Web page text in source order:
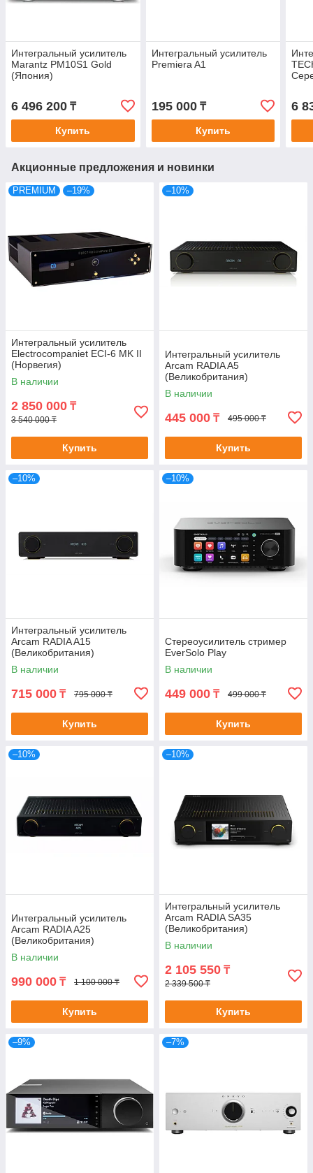
Интегральный усилитель
Marantz PM10S1 Gold
(Япония)
6 496 200 ₸
Купить
Интегральный усилитель
Premiera A1
195 000₸
Купить
6
Акционные предложения и новинки
PREMIUM –19%
Интегральный усилитель
Electrocompaniet ECI-6 MK II
(Норвегия)
В наличии
2 850 000 ₸
3 540 000 ₸
Купить
–10%
Интегральный усилитель
Arcam RADIA A5
(Великобритания)
В наличии
445 000 ₸ 495 000 ₸
Купить
–10%
Интегральный усилитель
Arcam RADIA A15
(Великобритания)
В наличии
715 000 ₸ 795 000 ₸
Купить
–10%
Стереоусилитель стример
EverSolo Play
В наличии
449 000 ₸ 499 000 ₸
Купить
–10%
Интегральный усилитель
Arcam RADIA A25
(Великобритания)
В наличии
990 000 ₸ 1 100 000 ₸
Купить
–10%
Интегральный усилитель
Arcam RADIA SA35
(Великобритания)
В наличии
2 105 550 ₸
2 339 500 ₸
Купить
–9% –7%